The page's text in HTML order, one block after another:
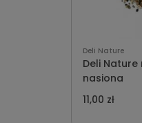
Deli Nature
Deli Nature
nasiona
11,00 zł